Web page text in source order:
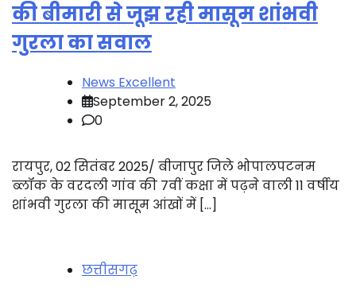
की बीमारी से जूझ रही मासूम शांभवी
गुरला का सवाल
News Excellent
September 2, 2025
0
रायपुर, 02 सितंबर 2025/ बीजापुर जिले भोपालपटनम
ब्लॉक के वरदली गांव की 7वीं कक्षा में पढ़ने वाली 11 वर्षीय
शांभवी गुरला की मासूम आंखों में […]
छत्तीसगढ़